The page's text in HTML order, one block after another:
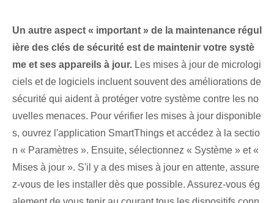
Un autre aspect « important » de la maintenance régul
ière des clés de sécurité est de maintenir votre systè
me et ses appareils à jour. Les mises à jour de micrologi
ciels et de logiciels⁣ incluent souvent des améliorations de
sécurité qui aident à protéger votre système contre les no
uvelles menaces. Pour vérifier les mises à jour disponible
s, ouvrez l'application SmartThings et accédez à la sectio
n « Paramètres ». Ensuite, sélectionnez « Système » et «
Mises à jour ». ​S'il y a des mises à jour en attente, assure
z-vous de les installer dès que possible. ⁣Assurez-vous ég